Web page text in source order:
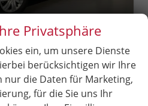
1.0 MPI Sitzheizung+AppConnect+PDC+LED+Touch+Lichtsensor+MultiLenkrad
Privatsphäre
ein, um unsere Dienste
berücksichtigen wir Ihre
nur die Daten für Marketing,
für die Sie uns Ihr